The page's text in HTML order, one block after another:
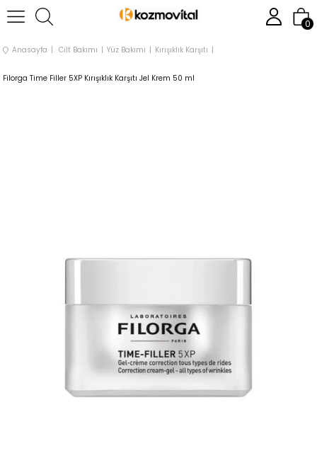
0
Anasayfa Cilt Bakımı Yüz Bakımı Kırışıklık Karşıtı
Filorga Time Filler 5XP Kırışıklık Karşıtı Jel Krem 50 ml